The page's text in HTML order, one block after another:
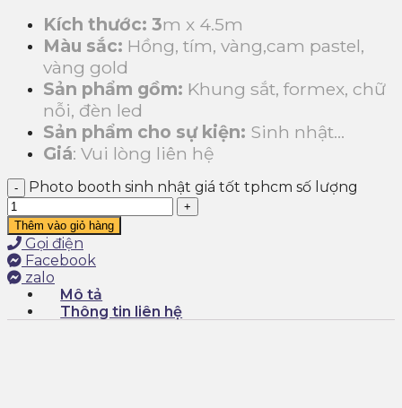
Kích thước: 3m x 4.5m
Màu sắc: Hồng, tím, vàng,cam pastel,
vàng gold
Sản phẩm gồm: Khung sắt, formex, chữ
nỗi, đèn led
Sản phẩm cho sự kiện: Sinh nhật…
Giá: Vui lòng liên hệ
Photo booth sinh nhật giá tốt tphcm số lượng
Thêm vào giỏ hàng
Gọi điện
Facebook
zalo
Mô tả
Thông tin liên hệ